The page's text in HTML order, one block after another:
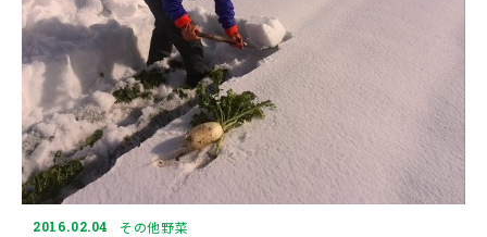
2016.02.04 その他野菜